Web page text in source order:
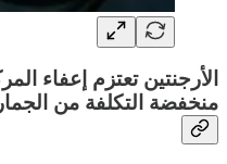
الأرجنتين تعتزم إعفاء
منخفضة التكلفة من